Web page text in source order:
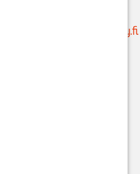
suunnittelu@issoy.fi